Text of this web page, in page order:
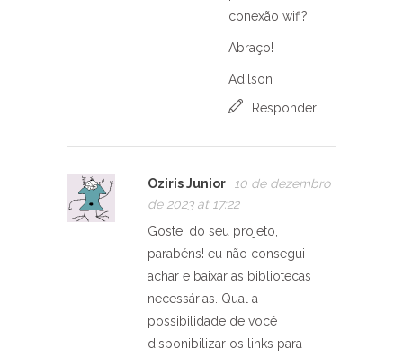
conexão wifi?
Abraço!
Adilson
Responder
Oziris Junior
10 de dezembro
de 2023 at 17:22
Gostei do seu projeto,
parabéns! eu não consegui
achar e baixar as bibliotecas
necessárias. Qual a
possibilidade de você
disponibilizar os links para